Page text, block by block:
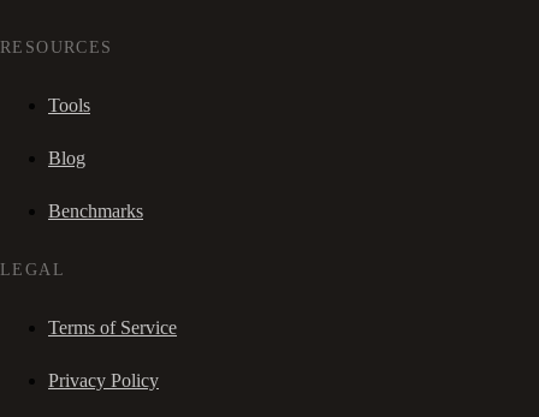
RESOURCES
Tools
Blog
Benchmarks
LEGAL
Terms of Service
Privacy Policy